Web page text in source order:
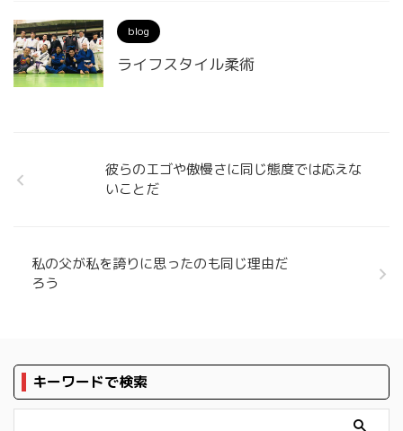
blog
ライフスタイル柔術
彼らのエゴや傲慢さに同じ態度では応えな
いことだ
私の父が私を誇りに思ったのも同じ理由だ
ろう
キーワードで検索